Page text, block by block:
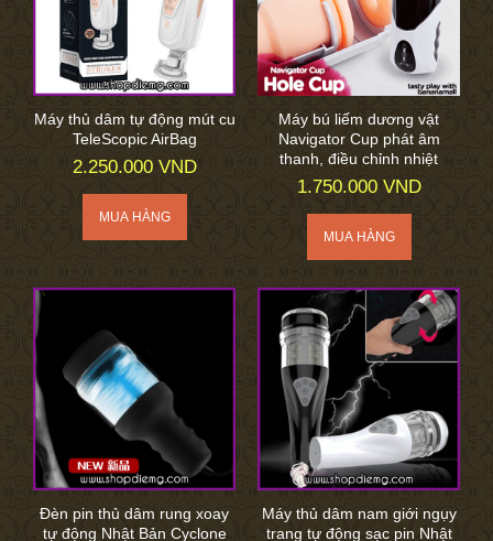
Máy thủ dâm tự động mút cu
TeleScopic AirBag
2.250.000 VND
Máy bú liếm dương vật
Navigator Cup phát âm
thanh, điều chỉnh nhiệt
1.750.000 VND
Đèn pin thủ dâm rung xoay
tự động Nhật Bản Cyclone
Máy thủ dâm nam giới ngụy
trang tự động sạc pin Nhật